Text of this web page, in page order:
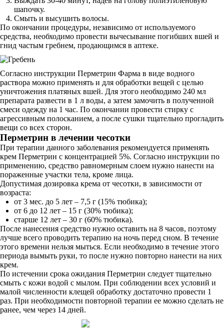
шапочку.
Смыть и высушить волосы.
По окончании процедуры, независимо от используемого
средства, необходимо провести вычесывание погибших вшей и
гнид частым гребнем, продающимся в аптеке.
Согласно инструкции Перметрин Фарма в виде водного
раствора можно применять и для обработки вещей с целью
уничтожения платяных вшей. Для этого необходимо 240 мл
препарата развести в 1 л воды, а затем замочить в полученной
смеси одежду на 1 час. По окончании провести стирку с
агрессивным полосканием, а после сушки тщательно прогладить
вещи со всех сторон.
Перметрин в лечении чесотки
При терапии данного заболевания рекомендуется применять
крем Перметрин с концентрацией 5%. Согласно инструкции по
применению, средство равномерным слоем нужно нанести на
пораженные участки тела, кроме лица.
Допустимая дозировка крема от чесотки, в зависимости от
возраста:
от 3 мес. до 5 лет – 7,5 г (15% тюбика);
от 6 до 12 лет – 15 г (30% тюбика);
старше 12 лет – 30 г (60% тюбика).
После нанесения средство нужно оставить на 8 часов, поэтому
лучше всего проводить терапию на ночь перед сном. В течение
этого времени нельзя мыться. Если необходимо в течение этого
периода вымыть руки, то после нужно повторно нанести на них
крем.
По истечении срока ожидания Перметрин следует тщательно
смыть с кожи водой с мылом. При соблюдении всех условий и
малой численности клещей обработку достаточно провести 1
раз. При необходимости повторной терапии ее можно сделать не
ранее, чем через 14 дней.